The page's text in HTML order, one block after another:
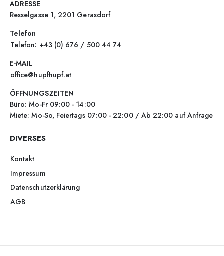
ADRESSE
Resselgasse 1, 2201 Gerasdorf
Telefon
Telefon: +43 (0) 676 / 500 44 74
E-MAIL
office@hupfhupf.at
ÖFFNUNGSZEITEN
Büro: Mo-Fr 09:00 - 14:00
Miete: Mo-So, Feiertags 07:00 - 22:00 / Ab 22:00 auf Anfrage
DIVERSES
Kontakt
Impressum
Datenschutzerklärung
AGB